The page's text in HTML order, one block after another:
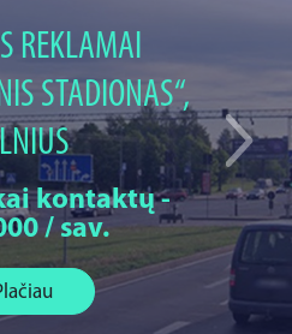
REKLAMAI
STADIONAS“,
kontaktų -
/ sav.